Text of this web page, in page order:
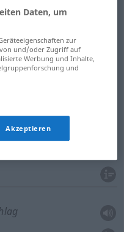
Daten, um
zur
und/oder Zugriff auf
Werbung und Inhalte,
und
Akzeptieren